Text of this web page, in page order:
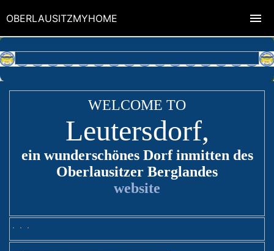
WELCOME TO
Leutersdorf,
ein wunderschönes Dorf inmitten des
Oberlausitzer Berglandes
website
OBERLAUSITZMYHOME